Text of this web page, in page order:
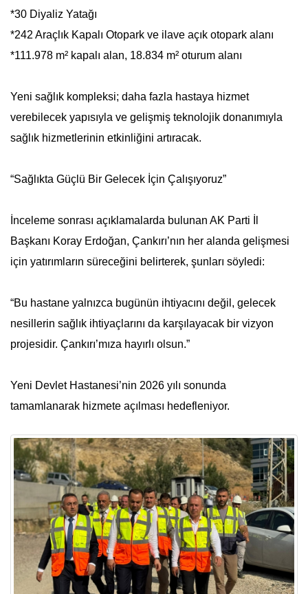
*30 Diyaliz Yatağı
*242 Araçlık Kapalı Otopark ve ilave açık otopark alanı
*111.978 m² kapalı alan, 18.834 m² oturum alanı
Yeni sağlık kompleksi; daha fazla hastaya hizmet
verebilecek yapısıyla ve gelişmiş teknolojik donanımıyla
sağlık hizmetlerinin etkinliğini artıracak.
“Sağlıkta Güçlü Bir Gelecek İçin Çalışıyoruz”
İnceleme sonrası açıklamalarda bulunan AK Parti İl
Başkanı Koray Erdoğan, Çankırı’nın her alanda gelişmesi
için yatırımların süreceğini belirterek, şunları söyledi:
“Bu hastane yalnızca bugünün ihtiyacını değil, gelecek
nesillerin sağlık ihtiyaçlarını da karşılayacak bir vizyon
projesidir. Çankırı’mıza hayırlı olsun.”
Yeni Devlet Hastanesi’nin 2026 yılı sonunda
tamamlanarak hizmete açılması hedefleniyor.